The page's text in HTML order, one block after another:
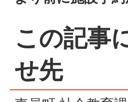
この記事
せ先